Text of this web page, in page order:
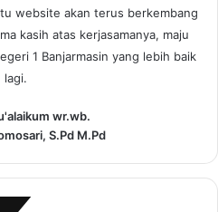
website akan terus berkembang
kasih atas kerjasamanya, maju
1 Banjarmasin yang lebih baik
lagi.
wr.wb.
S.Pd M.Pd